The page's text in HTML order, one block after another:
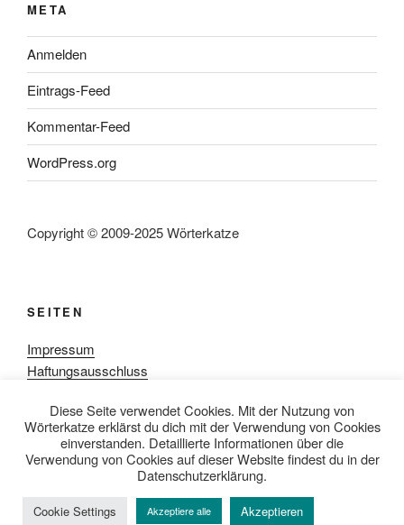
META
Anmelden
Eintrags-Feed
Kommentar-Feed
WordPress.org
Copyright © 2009-2025 Wörterkatze
SEITEN
Impressum
Haftungsausschluss
Rezensionpolitik
Bewertungsschema
Media-Kit
Diese Seite verwendet Cookies. Mit der Nutzung von
Wörterkatze erklärst du dich mit der Verwendung von Cookies
einverstanden. Detaillierte Informationen über die
Verwendung von Cookies auf dieser Website findest du in der
Datenschutzerklärung.
Cookie Settings Akzeptiere alle Akzeptieren